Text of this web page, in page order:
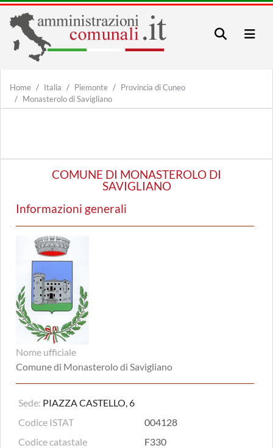
Home Italia Piemonte
Provincia di Cuneo
Monasterolo di Savigliano
COMUNE DI MONASTEROLO DI
SAVIGLIANO
Informazioni generali
Nome ufficiale
Comune di Monasterolo di Savigliano
Sede: PIAZZA CASTELLO, 6
Codice ISTAT
004128
Codice catastale
F330